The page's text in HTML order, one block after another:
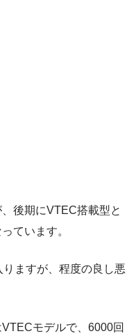
後期にVTEC搭載型と
ています。
ますが、程度の良し悪
モデルで、6000回